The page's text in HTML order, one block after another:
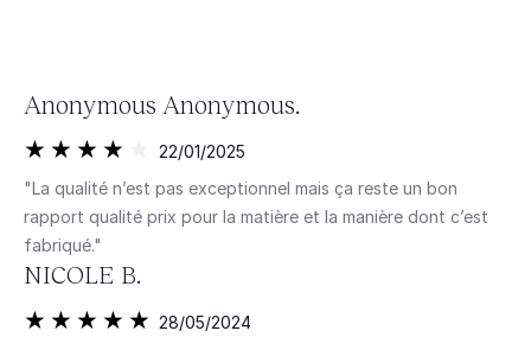
Anonymous Anonymous.
22/01/2025
"La qualité n’est pas exceptionnel mais ça reste un bon
rapport qualité prix pour la matière et la manière dont c’est
fabriqué."
NICOLE B.
28/05/2024